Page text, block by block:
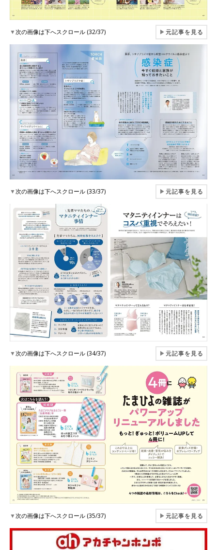
▼次の画像は下へスクロール (32/37) ▶元記事を見る
▼次の画像は下へスクロール (33/37) ▶元記事を見る
▼次の画像は下へスクロール (34/37) ▶元記事を見る
▼次の画像は下へスクロール (35/37) ▶元記事を見る